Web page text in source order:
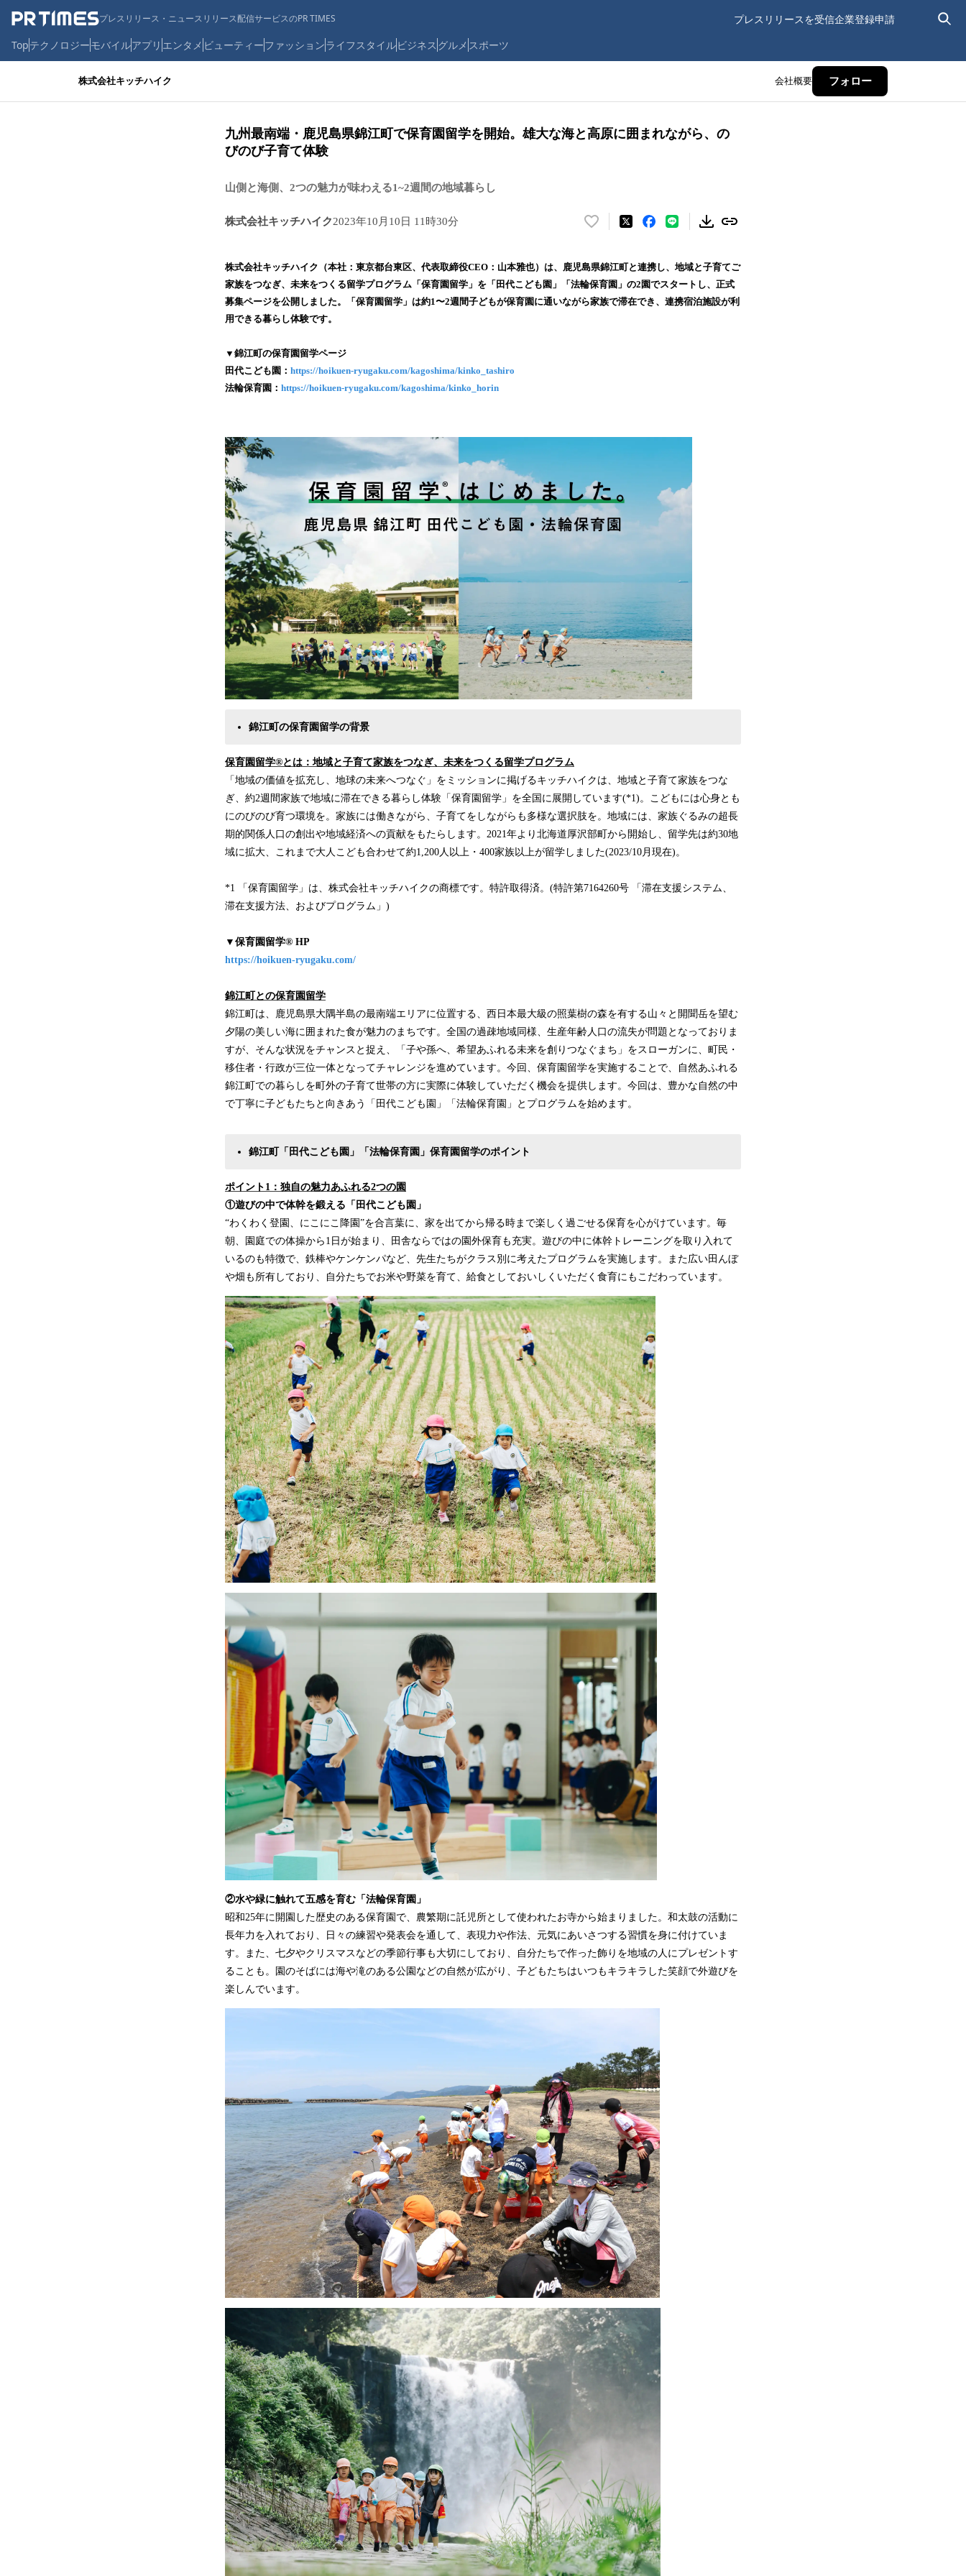
プレスリリース・ニュースリリース配信サービスのPR TIMES プレスリリースを受信企業登録申請
Topテクノロジーモバイルアプリ エンタメ ビューティーファッションライフスタイルビジネス グルメ スポーツ
株式会社キッチハイク 会社概要 フォロー
九州最南端・鹿児島県錦江町で保育園留学を開始。雄大な海と高原に囲まれながら、の
びのび子育て体験
山側と海側、2つの魅力が味わえる1~2週間の地域暮らし
株式会社キッチハイク2023年10月10日 11時30分
い
！
数
を
株式会社キッチハイク（本社：東京都台東区、代表取締役CEO：山本雅也）は、鹿児島県錦江町と連携し、地域と子育てご
家族をつなぎ、未来をつくる留学プログラム「保育園留学」を「田代こども園」「法輪保育園」の2園でスタートし、正式
募集ページを公開しました。「保育園留学」は約1〜2週間子どもが保育園に通いながら家族で滞在でき、連携宿泊施設が利
用できる暮らし体験です。
▼錦江町の保育園留学ページ
田代こども園： https://hoikuen-ryugaku.com/kagoshima/kinko_tashiro
法輪保育園： https://hoikuen-ryugaku.com/kagoshima/kinko_horin
錦江町の保育園留学の背景
保育園留学®️とは：地域と子育て家族をつなぎ、未来をつくる留学プログラム
「地域の価値を拡充し、地球の未来へつなぐ」をミッションに掲げるキッチハイクは、地域と子育て家族をつな
ぎ、約2週間家族で地域に滞在できる暮らし体験「保育園留学」を全国に展開しています(*1)。こどもには心身とも
にのびのび育つ環境を。家族には働きながら、子育てをしながらも多様な選択肢を。地域には、家族ぐるみの超長
期的関係人口の創出や地域経済への貢献をもたらします。2021年より北海道厚沢部町から開始し、留学先は約30地
域に拡大、これまで大人こども合わせて約1,200人以上・400家族以上が留学しました(2023/10月現在)。
*1 「保育園留学」は、株式会社キッチハイクの商標です。特許取得済。(特許第7164260号 「滞在支援システム、
滞在支援方法、およびプログラム」)
▼保育園留学®️ HP
https://hoikuen-ryugaku.com/
錦江町との保育園留学
錦江町は、鹿児島県大隅半島の最南端エリアに位置する、西日本最大級の照葉樹の森を有する山々と開聞岳を望む
夕陽の美しい海に囲まれた食が魅力のまちです。全国の過疎地域同様、生産年齢人口の流失が問題となっておりま
すが、そんな状況をチャンスと捉え、「子や孫へ、希望あふれる未来を創りつなぐまち」をスローガンに、町民・
移住者・行政が三位一体となってチャレンジを進めています。今回、保育園留学を実施することで、自然あふれる
錦江町での暮らしを町外の子育て世帯の方に実際に体験していただく機会を提供します。今回は、豊かな自然の中
で丁寧に子どもたちと向きあう「田代こども園」「法輪保育園」とプログラムを始めます。
錦江町「田代こども園」「法輪保育園」保育園留学のポイント
ポイント1：独自の魅力あふれる2つの園
①遊びの中で体幹を鍛える「田代こども園」
“わくわく登園、にこにこ降園”を合言葉に、家を出てから帰る時まで楽しく過ごせる保育を心がけています。毎
朝、園庭での体操から1日が始まり、田舎ならではの園外保育も充実。遊びの中に体幹トレーニングを取り入れて
いるのも特徴で、鉄棒やケンケンパなど、先生たちがクラス別に考えたプログラムを実施します。また広い田んぼ
や畑も所有しており、自分たちでお米や野菜を育て、給食としておいしくいただく食育にもこだわっています。
②水や緑に触れて五感を育む「法輪保育園」
昭和25年に開園した歴史のある保育園で、農繁期に託児所として使われたお寺から始まりました。和太鼓の活動に
長年力を入れており、日々の練習や発表会を通して、表現力や作法、元気にあいさつする習慣を身に付けていま
す。また、七夕やクリスマスなどの季節行事も大切にしており、自分たちで作った飾りを地域の人にプレゼントす
ることも。園のそばには海や滝のある公園などの自然が広がり、子どもたちはいつもキラキラした笑顔で外遊びを
楽しんでいます。